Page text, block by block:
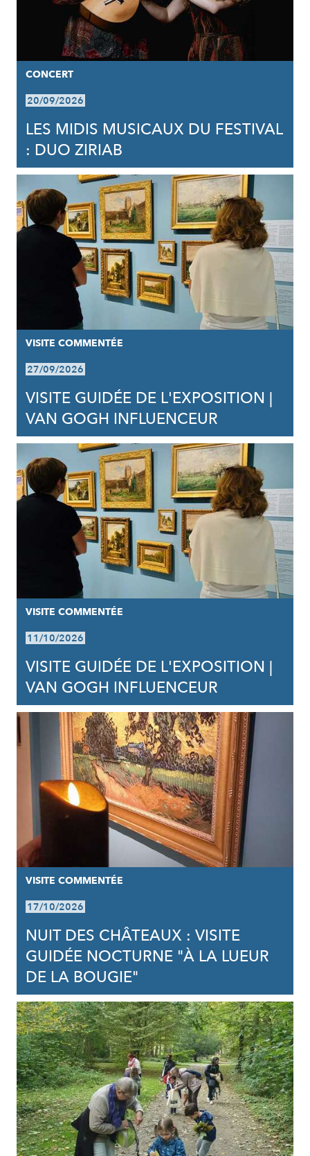
CONCERT
20/09/2026
LES MIDIS MUSICAUX DU FESTIVAL
: DUO ZIRIAB
VISITE COMMENTÉE
27/09/2026
VISITE GUIDÉE DE L'EXPOSITION |
VAN GOGH INFLUENCEUR
VISITE COMMENTÉE
11/10/2026
VISITE GUIDÉE DE L'EXPOSITION |
VAN GOGH INFLUENCEUR
VISITE COMMENTÉE
17/10/2026
NUIT DES CHÂTEAUX : VISITE
GUIDÉE NOCTURNE "À LA LUEUR
DE LA BOUGIE"